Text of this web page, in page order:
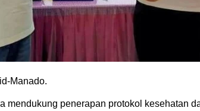
Manado.
mendukung penerapan protokol kesehatan